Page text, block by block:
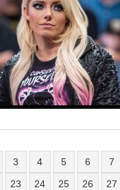
3 4 5 6 7
23 24 25 26 27